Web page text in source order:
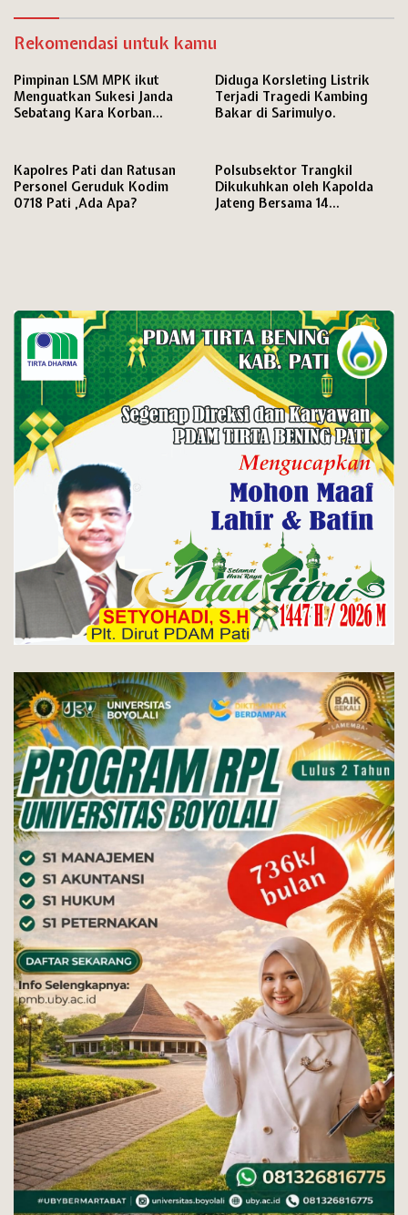
Rekomendasi untuk kamu
Pimpinan LSM MPK ikut
Menguatkan Sukesi Janda
Sebatang Kara Korban
Diduga Korsleting Listrik
Terjadi Tragedi Kambing
Bakar di Sarimulyo.
Kapolres Pati dan Ratusan
Personel Geruduk Kodim
0718 Pati ,Ada Apa?
Polsubsektor Trangkil
Dikukuhkan oleh Kapolda
Jateng Bersama 14